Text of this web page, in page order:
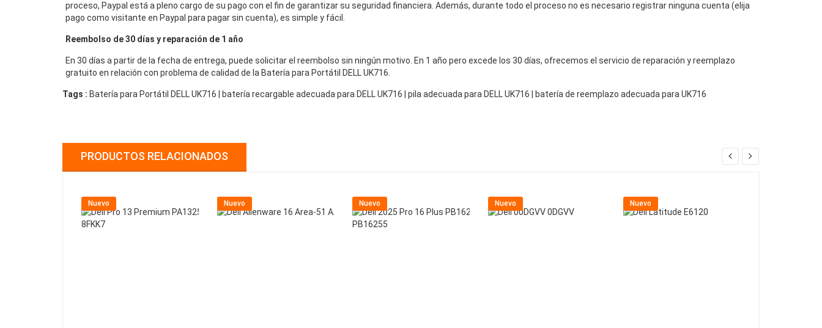
proceso, Paypal está a pleno cargo de su pago con el fin de garantizar su seguridad financiera. Además, durante todo el proceso no es necesario registrar ninguna cuenta (elija
pago como visitante en Paypal para pagar sin cuenta), es simple y fácil.
Reembolso de 30 días y reparación de 1 año
En 30 días a partir de la fecha de entrega, puede solicitar el reembolso sin ningún motivo. En 1 año pero excede los 30 días, ofrecemos el servicio de reparación y reemplazo
gratuito en relación con problema de calidad de la Batería para Portátil DELL UK716.
Tags : Batería para Portátil DELL UK716 | batería recargable adecuada para DELL UK716 | pila adecuada para DELL UK716 | batería de reemplazo adecuada para UK716
PRODUCTOS RELACIONADOS
Nuevo Nuevo Nuevo Nuevo Nuevo